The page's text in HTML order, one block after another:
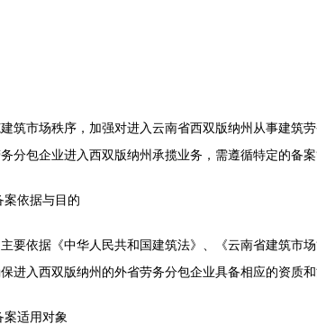
筑市场秩序，加强对进入云南省西双版纳州从事建筑
分包企业进入西双版纳州承揽业务，需遵循特定的备案
案依据与目的
要依据《中华人民共和国建筑法》、《云南省建筑市
进入西双版纳州的外省劳务分包企业具备相应的资质
案适用对象